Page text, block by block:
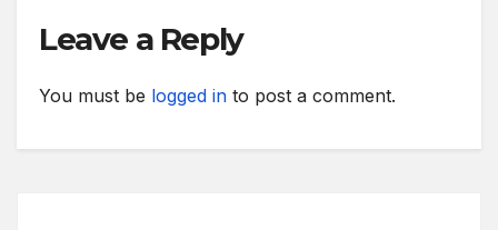
Leave a Reply
You must be logged in to post a comment.